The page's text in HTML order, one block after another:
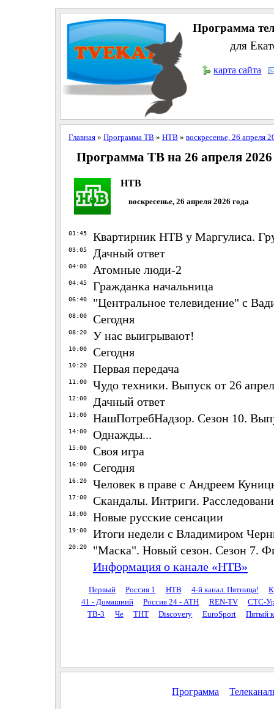
Программа
для
карта сайта
Главная» Программа ТВ » НТВ » воскресенье, 26 апреля
Программа ТВ на 26 апреля 2026
НТВ
воскресенье, 26 апреля 2026 года
01:45 Квартирник НТВ у Маргулиса.
03:05 Дачный ответ
04:00 Атомные люди-2
04:45 Гражданка начальница
06:40 "Центральное телевидение" с
08:00 Сегодня
08:20 У нас выигрывают!
10:00 Сегодня
10:20 Первая передача
11:00 Чудо техники. Выпуск от 26
12:00 Дачный ответ
13:00 НашПотребНадзор. Сезон 10.
14:00 Однажды...
15:00 Своя игра
16:00 Сегодня
16:20 Человек в праве с Андреем
17:00 Скандалы. Интриги.
18:00 Новые русские сенсации
19:00 Итоги недели с Владимиром
20:20
"Маска". Новый сезон. Сезон 7.
Информация о канале «НТВ»
Первый Россия 1 НТВ 4-й канал. Пятница!
41 - Домашний
Россия 24 - АТН REN-TV
СТС-
ТВ-3
Че ТНТ Discovery EuroSport Пятый
Программа